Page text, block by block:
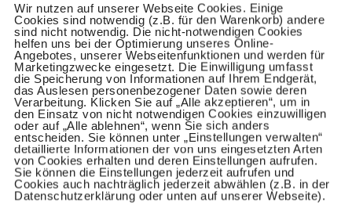
Wir nutzen auf unserer Webseite Cookies. Einige
Cookies sind notwendig (z.B. für den Warenkorb) andere
sind nicht notwendig. Die nicht-notwendigen Cookies
helfen uns bei der Optimierung unseres Online-
Angebotes, unserer Webseitenfunktionen und werden für
Marketingzwecke eingesetzt. Die Einwilligung umfasst
die Speicherung von Informationen auf Ihrem Endgerät,
das Auslesen personenbezogener Daten sowie deren
Verarbeitung. Klicken Sie auf „Alle akzeptieren“, um in
den Einsatz von nicht notwendigen Cookies einzuwilligen
oder auf „Alle ablehnen“, wenn Sie sich anders
entscheiden. Sie können unter „Einstellungen verwalten“
detaillierte Informationen der von uns eingesetzten Arten
von Cookies erhalten und deren Einstellungen aufrufen.
Sie können die Einstellungen jederzeit aufrufen und
Cookies auch nachträglich jederzeit abwählen (z.B. in der
Datenschutzerklärung oder unten auf unserer Webseite).